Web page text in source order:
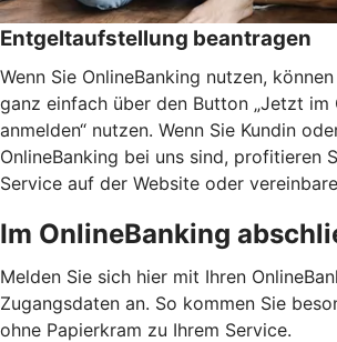
Entgeltaufstellung beantragen
Wenn Sie OnlineBanking nutzen,
ganz einfach über den Button „Jetzt im
anmelden“ nutzen. Wenn Sie Kundin
OnlineBanking bei uns sind, profitieren
Service auf der Website oder
Im OnlineBanking
Melden Sie sich hier mit Ihren
Zugangsdaten an. So kommen Sie
ohne Papierkram zu Ihrem Service.